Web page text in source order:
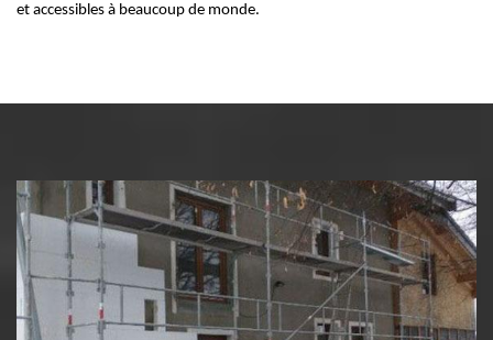
et accessibles à beaucoup de monde.